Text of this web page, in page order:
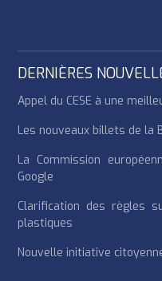
DERNIÈRES
Appel du CESE à une
Les nouveaux billets de la
La Commission
Google
Clarification des règles
plastiques
Nouvelle initiative